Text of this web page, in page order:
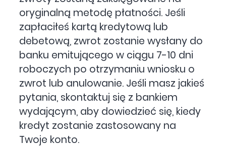
oryginalną metodę płatności. Jeśli
zapłaciłeś kartą kredytową lub
debetową, zwrot zostanie wysłany do
banku emitującego w ciągu 7-10 dni
roboczych po otrzymaniu wniosku o
zwrot lub anulowanie. Jeśli masz jakieś
pytania, skontaktuj się z bankiem
wydającym, aby dowiedzieć się, kiedy
kredyt zostanie zastosowany na
Twoje konto.